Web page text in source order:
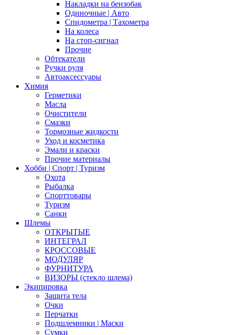
Накладки на бензобак
Одиночные | Авто
Спидометра | Тахометра
На колеса
На стоп-сигнал
Прочие
Обтекатели
Ручки руля
Автоаксессуары
Химия
Герметики
Масла
Очистители
Смазки
Тормозные жидкости
Уход и косметика
Эмали и краски
Прочие материалы
Хобби | Cпорт | Туризм
Охота
Рыбалка
Спорттовары
Туризм
Санки
Шлемы
ОТКРЫТЫЕ
ИНТЕГРАЛ
КРОССОВЫЕ
МОДУЛЯР
ФУРНИТУРА
ВИЗОРЫ (стекло шлема)
Экипировка
Защита тела
Очки
Перчатки
Подшлемники | Маски
Сумки